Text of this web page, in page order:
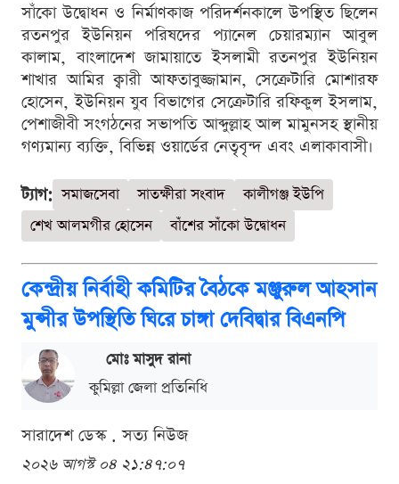
সাঁকো উদ্বোধন ও নির্মাণকাজ পরিদর্শনকালে উপস্থিত ছিলেন
রতনপুর ইউনিয়ন পরিষদের প্যানেল চেয়ারম্যান আবুল
কালাম, বাংলাদেশ জামায়াতে ইসলামী রতনপুর ইউনিয়ন
শাখার আমির ক্বারী আফতাবুজ্জামান, সেক্রেটারি মোশারফ
হোসেন, ইউনিয়ন যুব বিভাগের সেক্রেটারি রফিকুল ইসলাম,
পেশাজীবী সংগঠনের সভাপতি আব্দুল্লাহ আল মামুনসহ স্থানীয়
গণ্যমান্য ব্যক্তি, বিভিন্ন ওয়ার্ডের নেতৃবৃন্দ এবং এলাকাবাসী।
ট্যাগ: সমাজসেবা সাতক্ষীরা সংবাদ
কালীগঞ্জ ইউপি
শেখ আলমগীর হোসেন
বাঁশের সাঁকো উদ্বোধন
কেন্দ্রীয় নির্বাহী কমিটির বৈঠকে মঞ্জুরুল আহসান
মুন্সীর উপস্থিতি ঘিরে চাঙ্গা দেবিদ্বার বিএনপি
মোঃ মাসুদ রানা
কুমিল্লা জেলা প্রতিনিধি
সারাদেশ ডেস্ক . সত্য নিউজ
২০২৬ আগস্ট ০৪ ২১:৪৭:০৭